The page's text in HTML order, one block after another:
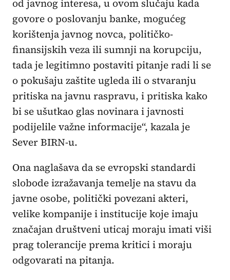
od javnog interesa, u ovom slučaju kada
govore o poslovanju banke, mogućeg
korištenja javnog novca, političko-
finansijskih veza ili sumnji na korupciju,
tada je legitimno postaviti pitanje radi li se
o pokušaju zaštite ugleda ili o stvaranju
pritiska na javnu raspravu, i pritiska kako
bi se ušutkao glas novinara i javnosti
podijelile važne informacije“, kazala je
Sever BIRN-u.
Ona naglašava da se evropski standardi
slobode izražavanja temelje na stavu da
javne osobe, politički povezani akteri,
velike kompanije i institucije koje imaju
značajan društveni uticaj moraju imati viši
prag tolerancije prema kritici i moraju
odgovarati na pitanja.